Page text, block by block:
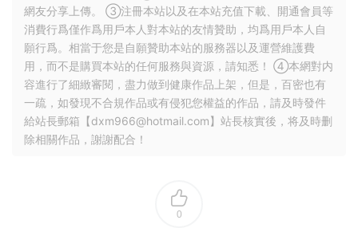
網友分享上傳。 ③注冊本站以及在本站充值下載、開通會員等
消費行爲僅作爲用戶本人對本站的友情贊助，均爲用戶本人自
願行爲。相當于您是自願贊助本站的服務器以及運營維護費
用，而不是購買本站的任何服務與資源，請知悉！ ④本網對内
容進行了細緻審閱，盡力做到健康作品上架，但是，百密也有
一疏，如發現不合規作品或有侵犯您權益的作品，請及時發件
給站長郵箱【dxm966@hotmail.com】站長核實後，将及時删
除相關作品，謝謝配合！
0